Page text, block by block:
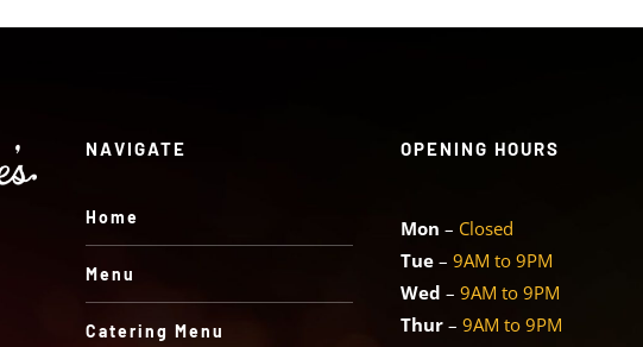
NAVIGATE
Home
Menu
Catering Menu
OPENING HOURS
Mon – Closed
Tue –9AM to 9PM
Wed –9AM to 9PM
Thur –9AM to 9PM